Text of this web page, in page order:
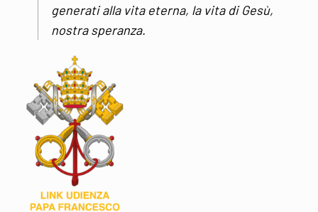
generati alla vita eterna, la vita di Gesù,
nostra speranza.